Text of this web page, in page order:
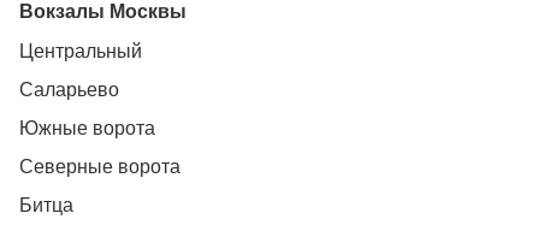
Вокзалы Москвы
Центральный
Саларьево
Южные ворота
Северные ворота
Битца